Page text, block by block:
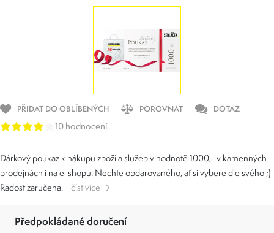
PŘIDAT DO OBLÍBENÝCH POROVNAT DOTAZ
10 hodnocení
Dárkový poukaz k nákupu zboží a služeb v hodnotě 1000,- v kamenných
prodejnách i na e-shopu. Nechte obdarovaného, ať si vybere dle svého ;)
Radost zaručena.
číst více
Předpokládané doručení